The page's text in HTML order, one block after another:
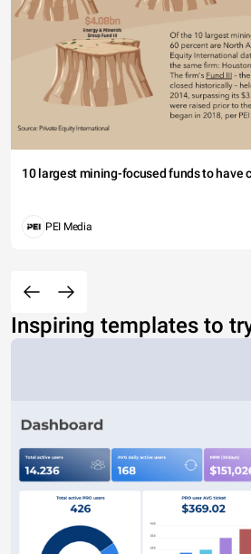
10 largest mining-focused funds to have
PEI Media
Inspiring templates to